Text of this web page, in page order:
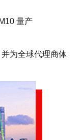
量产
并为全球代理商体